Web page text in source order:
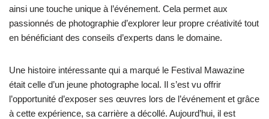
ainsi une touche unique à l’événement. Cela permet aux
passionnés de photographie d’explorer leur propre créativité tout
en bénéficiant des conseils d’experts dans le domaine.
Une histoire intéressante qui a marqué le Festival Mawazine
était celle d’un jeune photographe local. Il s’est vu offrir
l’opportunité d’exposer ses œuvres lors de l’événement et grâce
à cette expérience, sa carrière a décollé. Aujourd’hui, il est